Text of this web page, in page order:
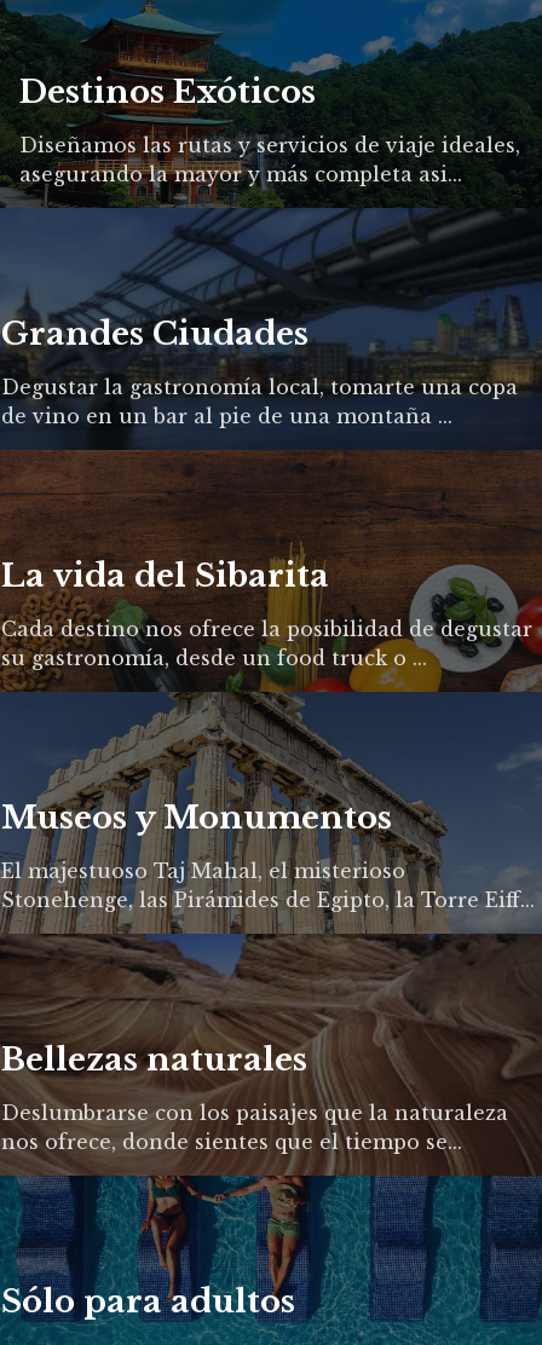
Destinos Exóticos
Diseñamos las rutas y servicios de viaje ideales,
asegurando la mayor y más completa asi...
Grandes Ciudades
Degustar la gastronomía local, tomarte una copa
de vino en un bar al pie de una montaña ...
La vida del Sibarita
Cada destino nos ofrece la posibilidad de degustar
su gastronomía, desde un food truck o ...
Museos y Monumentos
El majestuoso Taj Mahal, el misterioso
Stonehenge, las Pirámides de Egipto, la Torre Eiff...
Bellezas naturales
Deslumbrarse con los paisajes que la naturaleza
nos ofrece, donde sientes que el tiempo se...
Sólo para adultos